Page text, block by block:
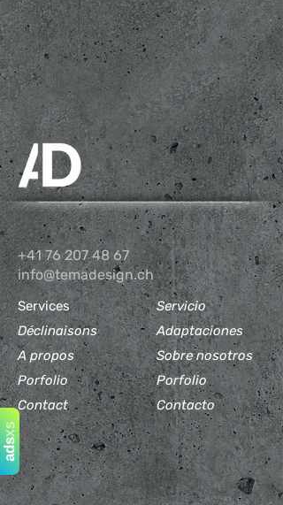
ads
xs
+41 76 207 48 67
info@temadesign.ch
Services
Déclinaisons
A propos
Porfolio
Contact
Servicio
Adaptaciones
Sobre nosotros
Porfolio
Contacto